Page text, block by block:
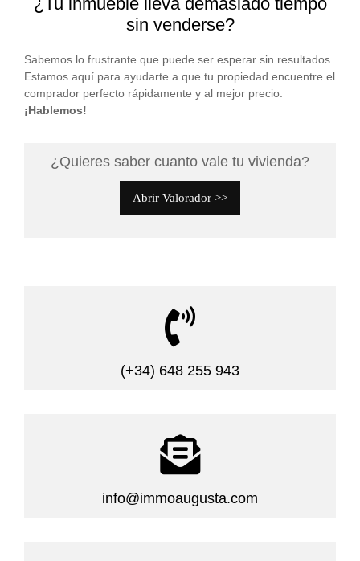
sin venderse?
Sabemos lo frustrante que puede ser esperar sin resultados.
Estamos aquí para ayudarte a que tu propiedad encuentre el
comprador perfecto rápidamente y al mejor precio.
¡Hablemos!
¿Quieres saber cuanto vale tu vivienda?
Abrir Valorador >>

(+34) 648 255 943

info@immoaugusta.com